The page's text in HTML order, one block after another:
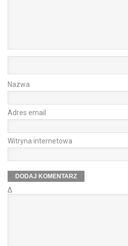
Nazwa
Adres email
Witryna internetowa
Δ